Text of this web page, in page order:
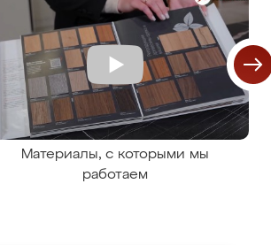
Материалы, с которыми мы
работаем